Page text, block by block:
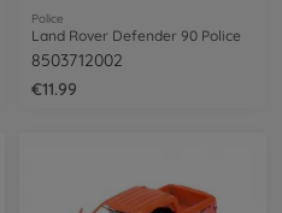
Police
Land Rover Defender 90 Police
8503712002
€11.99